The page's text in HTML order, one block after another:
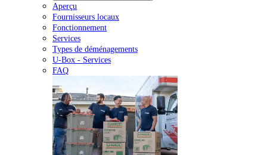
Aperçu
Fournisseurs locaux
Fonctionnement
Services
Types de déménagements
U-Box - Services
FAQ